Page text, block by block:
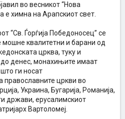
во весникот “Нова
е химна на Арапскиот свет.
“Св. Ѓорѓија Победоносец” се
мошне квалитетни и барани од
црква, туку и
денес, монахињите имаат
ги носат
православните цркви во
Украина, Бугарија, Романија,
држави, ерусалимскиот
Вартоломеј.